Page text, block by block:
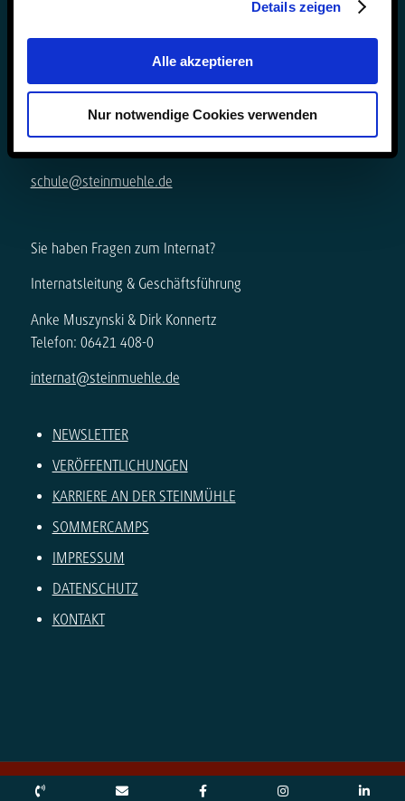
Details zeigen
Alle akzeptieren
Nur notwendige Cookies verwenden
Schulleitung & Geschäftsführung
Björn Gemmer & Dirk Konnertz
schule@steinmuehle.de
Sie haben Fragen zum Internat?
Internatsleitung & Geschäftsführung
Anke Muszynski & Dirk Konnertz
Telefon: 06421 408-0
internat@steinmuehle.de
NEWSLETTER
VERÖFFENTLICHUNGEN
KARRIERE AN DER STEINMÜHLE
SOMMERCAMPS
IMPRESSUM
DATENSCHUTZ
KONTAKT
© Copyright – Steinmühle 2026 | Erneuern oder ändern Sie Ihre Cookie-Einwilligung